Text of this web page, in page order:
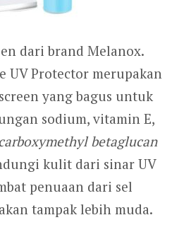
dari brand Melanox.
UV Protector merupakan
yang bagus untuk
sodium, vitamin E,
betaglucan
kulit dari sinar UV
penuaan dari sel
tampak lebih muda.